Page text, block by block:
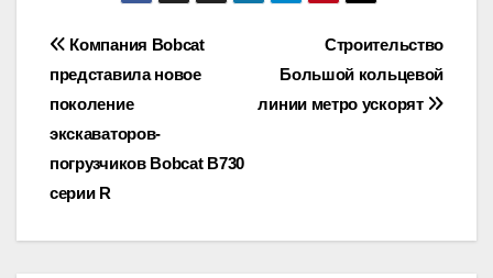
Навигация
по
записям
Строительство
Большой кольцевой
линии метро ускорят
Компания Bobcat
представила новое
поколение
экскаваторов-
погрузчиков Bobcat B730
серии R